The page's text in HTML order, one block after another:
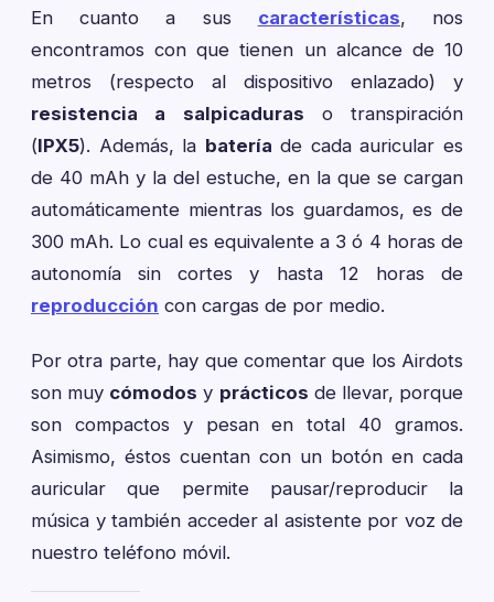
En cuanto a sus características, nos
encontramos con que tienen un alcance de 10
metros (respecto al dispositivo enlazado) y
resistencia a salpicaduras o transpiración
(IPX5). Además, la batería de cada auricular es
de 40 mAh y la del estuche, en la que se cargan
automáticamente mientras los guardamos, es de
300 mAh. Lo cual es equivalente a 3 ó 4 horas de
autonomía sin cortes y hasta 12 horas de
reproducción con cargas de por medio.
Por otra parte, hay que comentar que los Airdots
son muy cómodos y prácticos de llevar, porque
son compactos y pesan en total 40 gramos.
Asimismo, éstos cuentan con un botón en cada
auricular que permite pausar/reproducir la
música y también acceder al asistente por voz de
nuestro teléfono móvil.